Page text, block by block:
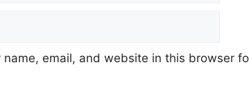
name, email, and website in this browser